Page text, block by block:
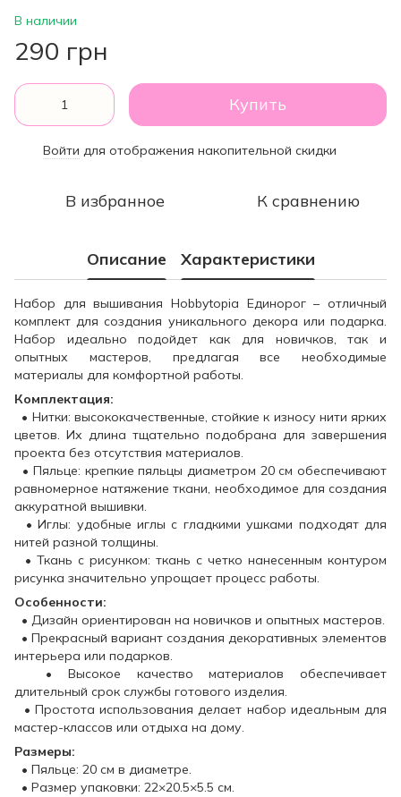
В наличии
290 грн
Купить
Войти для отображения накопительной скидки
В избранное К сравнению
Описание Характеристики
Набор для вышивания Hobbytopia Единорог – отличный
комплект для создания уникального декора или подарка.
Набор идеально подойдет как для новичков, так и
опытных мастеров, предлагая все необходимые
материалы для комфортной работы.
Комплектация:
• Нитки: высококачественные, стойкие к износу нити ярких
цветов. Их длина тщательно подобрана для завершения
проекта без отсутствия материалов.
• Пяльце: крепкие пяльцы диаметром 20 см обеспечивают
равномерное натяжение ткани, необходимое для создания
аккуратной вышивки.
• Иглы: удобные иглы с гладкими ушками подходят для
нитей разной толщины.
• Ткань с рисунком: ткань с четко нанесенным контуром
рисунка значительно упрощает процесс работы.
Особенности:
• Дизайн ориентирован на новичков и опытных мастеров.
• Прекрасный вариант создания декоративных элементов
интерьера или подарков.
• Высокое качество материалов обеспечивает
длительный срок службы готового изделия.
• Простота использования делает набор идеальным для
мастер-классов или отдыха на дому.
Размеры:
• Пяльце: 20 см в диаметре.
• Размер упаковки: 22×20.5×5.5 см.